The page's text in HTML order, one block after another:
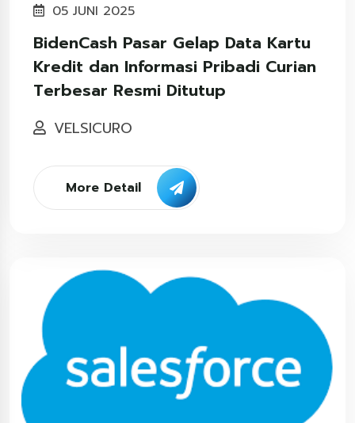
05 JUNI 2025
BidenCash Pasar Gelap Data Kartu
Kredit dan Informasi Pribadi Curian
Terbesar Resmi Ditutup
VELSICURO
More Detail